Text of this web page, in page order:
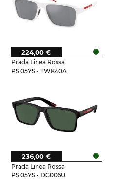
Prada Linea Rossa
PS 05YS - TWK40A
224,00 €
Prada Linea Rossa
PS 05YS - DG006U
236,00 €